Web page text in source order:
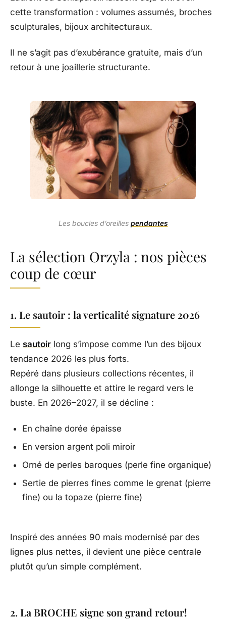
cette transformation : volumes assumés, broches
sculpturales, bijoux architecturaux.
Il ne s’agit pas d’exubérance gratuite, mais d’un
retour à une joaillerie structurante.
Les boucles d’oreilles pendantes
La sélection Orzyla : nos pièces
coup de cœur
1. Le sautoir : la verticalité signature 2026
Le sautoir long s’impose comme l’un des bijoux
tendance 2026 les plus forts.
Repéré dans plusieurs collections récentes, il
allonge la silhouette et attire le regard vers le
buste. En 2026–2027, il se décline :
En chaîne dorée épaisse
En version argent poli miroir
Orné de perles baroques (perle fine organique)
Sertie de pierres fines comme le grenat (pierre
fine) ou la topaze (pierre fine)
Inspiré des années 90 mais modernisé par des
lignes plus nettes, il devient une pièce centrale
plutôt qu’un simple complément.
2. La BROCHE signe son grand retour!